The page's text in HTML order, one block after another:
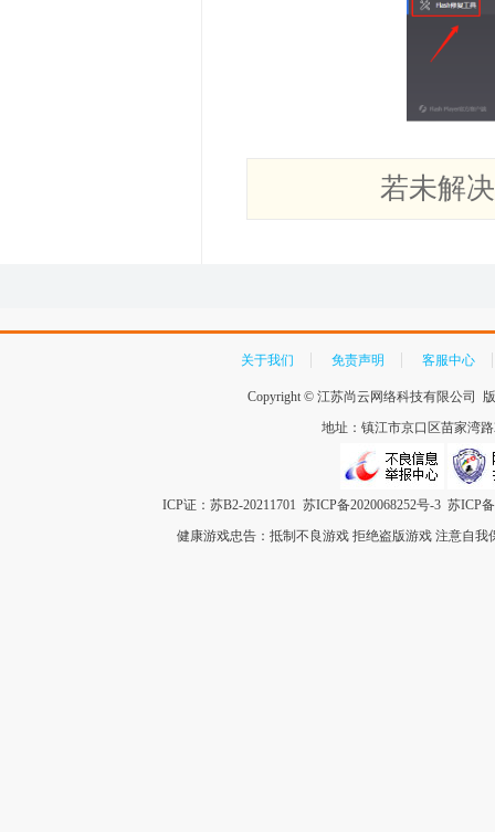
若未解
关于我们 免责声明 客服中心
Copyright © 江苏尚云网络科技有限公司
地址：镇江市京口区苗家湾
ICP证：苏B2-20211701 苏ICP备2020068252号-3 苏ICP
健康游戏忠告：抵制不良游戏 拒绝盗版游戏 注意自